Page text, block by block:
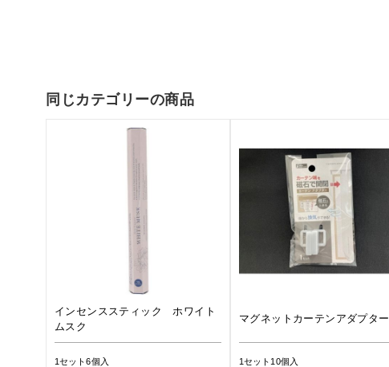
同じカテゴリーの商品
インセンススティック ホワイト
ムスク
1セット6個入
マグネットカーテンアダプター
1セット10個入